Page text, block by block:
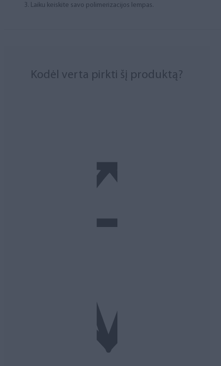
Laiku keiskite savo polimerizacijos lempas.
Kodėl verta pirkti šį produktą?